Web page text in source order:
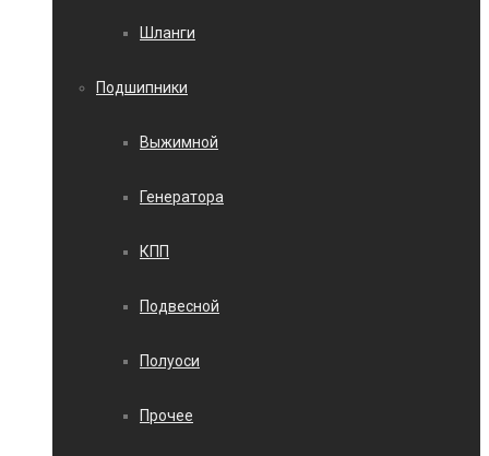
Шланги
Подшипники
Выжимной
Генератора
КПП
Подвесной
Полуоси
Прочее